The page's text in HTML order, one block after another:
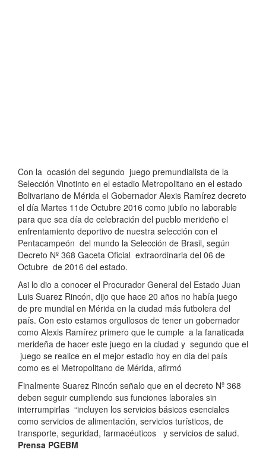
Con la ocasión del segundo juego premundialista de la
Selección Vinotinto en el estadio Metropolitano en el estado
Bolivariano de Mérida el Gobernador Alexis Ramírez decreto
el día Martes 11de Octubre 2016 como jubilo no laborable
para que sea día de celebración del pueblo merideño el
enfrentamiento deportivo de nuestra selección con el
Pentacampeón del mundo la Selección de Brasil, según
Decreto Nº 368 Gaceta Oficial extraordinaria del 06 de
Octubre de 2016 del estado.
Asi lo dio a conocer el Procurador General del Estado Juan
Luis Suarez Rincón, dijo que hace 20 años no había juego
de pre mundial en Mérida en la ciudad más futbolera del
país. Con esto estamos orgullosos de tener un gobernador
como Alexis Ramírez primero que le cumple a la fanaticada
merideña de hacer este juego en la ciudad y segundo que el
juego se realice en el mejor estadio hoy en dia del país
como es el Metropolitano de Mérida, afirmó
Finalmente Suarez Rincón señalo que en el decreto Nº 368
deben seguir cumpliendo sus funciones laborales sin
interrumpirlas “incluyen los servicios básicos esenciales
como servicios de alimentación, servicios turísticos, de
transporte, seguridad, farmacéuticos y servicios de salud.
Prensa PGEBM